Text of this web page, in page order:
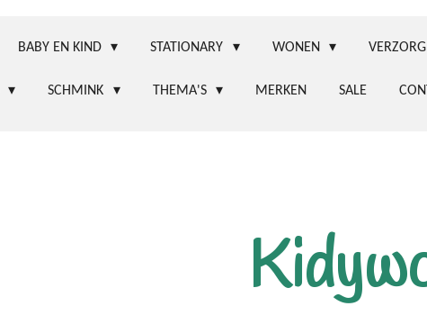
BABY EN KIND STATIONARY WONEN
SCHMINK THEMA'S MERKEN SALE